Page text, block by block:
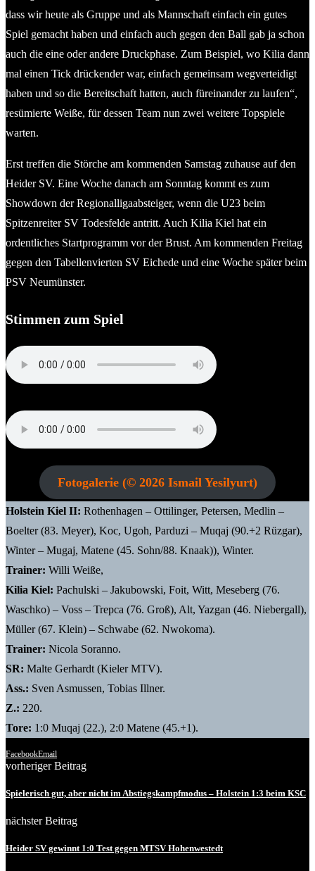
dass wir heute als Gruppe und als Mannschaft einfach ein gutes
Spiel gemacht haben und einfach auch gegen den Ball gab ja schon
auch die eine oder andere Druckphase. Zum Beispiel, wo Kilia dann
mal einen Tick drückender war, einfach gemeinsam wegverteidigt
haben und so die Bereitschaft hatten, auch füreinander zu laufen“,
resümierte Weiße, für dessen Team nun zwei weitere Topspiele
warten.
Erst treffen die Störche am kommenden Samstag zuhause auf den
Heider SV. Eine Woche danach am Sonntag kommt es zum
Showdown der Regionalligaabsteiger, wenn die U23 beim
Spitzenreiter SV Todesfelde antritt. Auch Kilia Kiel hat ein
ordentliches Startprogramm vor der Brust. Am kommenden Freitag
gegen den Tabellenvierten SV Eichede und eine Woche später beim
PSV Neumünster.
Stimmen zum Spiel
Fotogalerie (© 2026 Ismail Yesilyurt)
Holstein Kiel II: Rothenhagen – Ottilinger, Petersen, Medlin –
Boelter (83. Meyer), Koc, Ugoh, Parduzi – Muqaj (90.+2 Rüzgar),
Winter – Mugaj, Matene (45. Sohn/88. Knaak)), Winter.
Trainer: Willi Weiße,
Kilia Kiel: Pachulski – Jakubowski, Foit, Witt, Meseberg (76.
Waschko) – Voss – Trepca (76. Groß), Alt, Yazgan (46. Niebergall),
Müller (67. Klein) – Schwabe (62. Nwokoma).
Trainer: Nicola Soranno.
SR: Malte Gerhardt (Kieler MTV).
Ass.: Sven Asmussen, Tobias Illner.
Z.: 220.
Tore: 1:0 Muqaj (22.), 2:0 Matene (45.+1).
FacebookEmail
vorheriger Beitrag
Spielerisch gut, aber nicht im Abstiegskampfmodus – Holstein 1:3 beim KSC
nächster Beitrag
Heider SV gewinnt 1:0 Test gegen MTSV Hohenwestedt